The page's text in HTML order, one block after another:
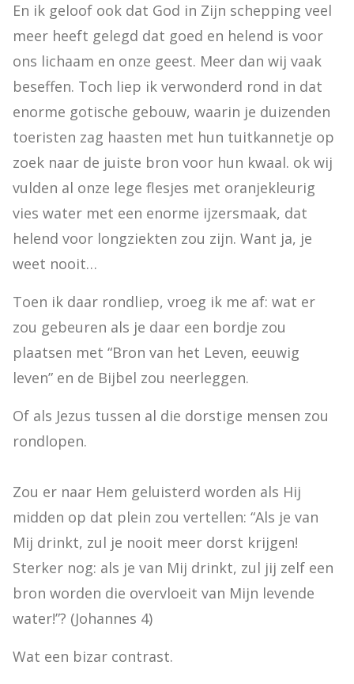
En ik geloof ook dat God in Zijn schepping veel
meer heeft gelegd dat goed en helend is voor
ons lichaam en onze geest. Meer dan wij vaak
beseffen. Toch liep ik verwonderd rond in dat
enorme gotische gebouw, waarin je duizenden
toeristen zag haasten met hun tuitkannetje op
zoek naar de juiste bron voor hun kwaal. ok wij
vulden al onze lege flesjes met oranjekleurig
vies water met een enorme ijzersmaak, dat
helend voor longziekten zou zijn. Want ja, je
weet nooit…
Toen ik daar rondliep, vroeg ik me af: wat er
zou gebeuren als je daar een bordje zou
plaatsen met “Bron van het Leven, eeuwig
leven” en de Bijbel zou neerleggen.
Of als Jezus tussen al die dorstige mensen zou
rondlopen.
Zou er naar Hem geluisterd worden als Hij
midden op dat plein zou vertellen: “Als je van
Mij drinkt, zul je nooit meer dorst krijgen!
Sterker nog: als je van Mij drinkt, zul jij zelf een
bron worden die overvloeit van Mijn levende
water!”? (Johannes 4)
Wat een bizar contrast.